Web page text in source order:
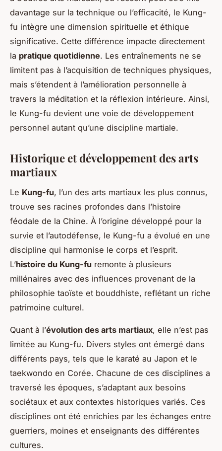
davantage sur la technique ou l’efficacité, le Kung-
fu intègre une dimension spirituelle et éthique
significative. Cette différence impacte directement
la pratique quotidienne. Les entraînements ne se
limitent pas à l’acquisition de techniques physiques,
mais s’étendent à l’amélioration personnelle à
travers la méditation et la réflexion intérieure. Ainsi,
le Kung-fu devient une voie de développement
personnel autant qu’une discipline martiale.
Historique et développement des arts
martiaux
Le Kung-fu, l’un des arts martiaux les plus connus,
trouve ses racines profondes dans l’histoire
féodale de la Chine. À l’origine développé pour la
survie et l’autodéfense, le Kung-fu a évolué en une
discipline qui harmonise le corps et l’esprit.
L’histoire du Kung-fu remonte à plusieurs
millénaires avec des influences provenant de la
philosophie taoïste et bouddhiste, reflétant un riche
patrimoine culturel.
Quant à l’évolution des arts martiaux, elle n’est pas
limitée au Kung-fu. Divers styles ont émergé dans
différents pays, tels que le karaté au Japon et le
taekwondo en Corée. Chacune de ces disciplines a
traversé les époques, s’adaptant aux besoins
sociétaux et aux contextes historiques variés. Ces
disciplines ont été enrichies par les échanges entre
guerriers, moines et enseignants des différentes
cultures.